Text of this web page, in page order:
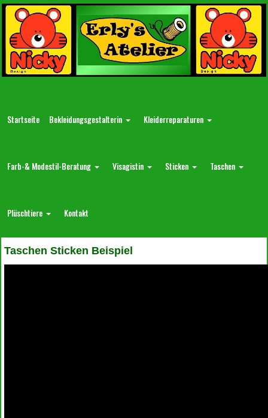
Startseite Bekleidungsgestalterin Kleiderreparaturen
Farb-& Modestil-Beratung Visagistin Sticken Taschen
Plüschtiere Kontakt
Taschen Sticken Beispiel